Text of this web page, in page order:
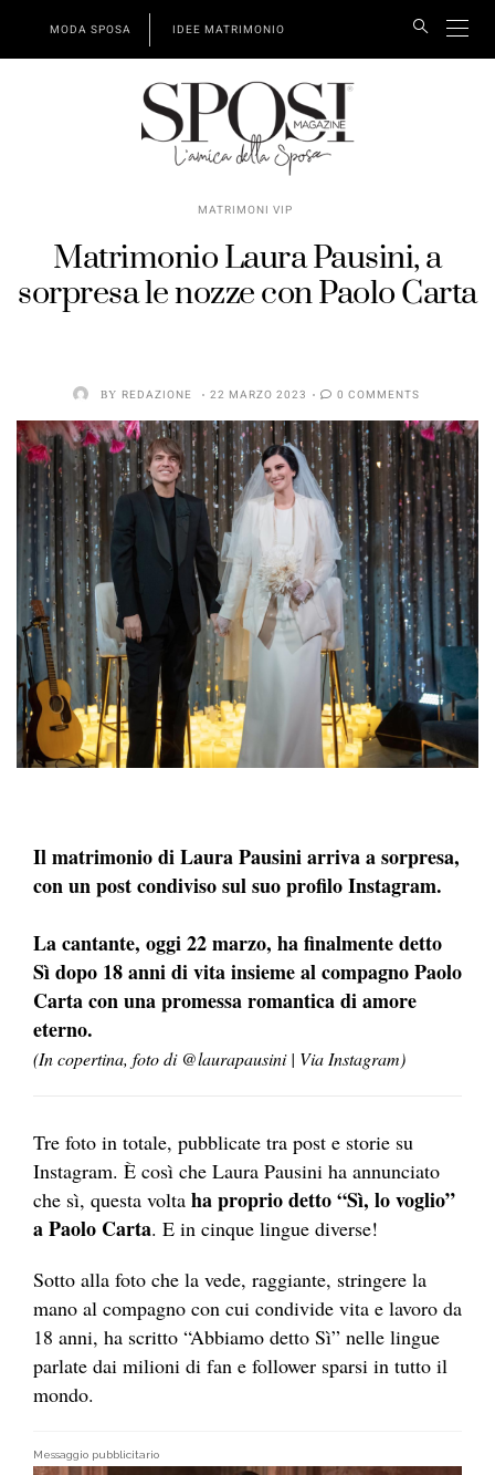
MODA SPOSA IDEE MATRIMONIO
MATRIMONI VIP
Matrimonio Laura Pausini, a
sorpresa le nozze con Paolo Carta
BY REDAZIONE 22 MARZO 2023 0 COMMENTS
Il matrimonio di Laura Pausini arriva a sorpresa,
con un post condiviso sul suo profilo Instagram.
La cantante, oggi 22 marzo, ha finalmente detto
Sì dopo 18 anni di vita insieme al compagno Paolo
Carta con una promessa romantica di amore
eterno.
(In copertina, foto di @laurapausini | Via Instagram)
Tre foto in totale, pubblicate tra post e storie su
Instagram. È così che Laura Pausini ha annunciato
che sì, questa volta ha proprio detto “Sì, lovoglio”
a Paolo Carta. E in cinque lingue diverse!
Sotto alla foto che la vede, raggiante, stringere la
mano al compagno con cui condivide vita e lavoro da
18 anni, ha scritto “Abbiamo detto Sì” nelle lingue
parlate dai milioni di fan e follower sparsi in tutto il
mondo.
Messaggio pubblicitario